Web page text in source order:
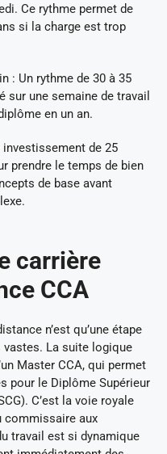
Ce rythme permet de
si la charge est trop
: Un rythme de 30 à 35
sur une semaine de travail
en un an.
de 25
prendre le temps de bien
de base avant
carrière
CCA
n’est qu’une étape
La suite logique
Master CCA, qui permet
pour le Diplôme Supérieur
C’est la voie royale
commissaire aux
travail est si dynamique